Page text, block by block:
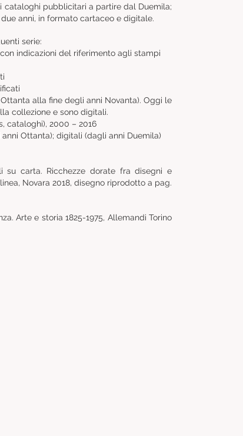
cataloghi pubblicitari a partire dal Duemila;
anni, in formato cartaceo e digitale.
serie:
indicazioni del riferimento agli stampi
alla fine degli anni Novanta). Oggi le
collezione e sono digitali.
cataloghi), 2000 – 2016
Ottanta); digitali (dagli anni Duemila)
su carta. Ricchezze dorate fra disegni e
Novara 2018, disegno riprodotto a pag.
Arte e storia 1825-1975, Allemandi Torino